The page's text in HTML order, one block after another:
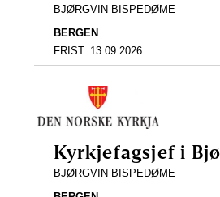
BJØRGVIN BISPEDØME
BERGEN
FRIST: 13.09.2026
Kyrkjefagsjef i
BJØRGVIN BISPEDØME